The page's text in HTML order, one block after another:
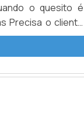
o quesito é
Precisa o cliente
eficaz em todo